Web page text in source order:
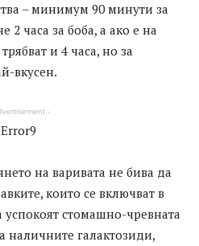
– минимум 90 минути за
2 часа за боба, а ако е на
и 4 часа, но за
вкусен.
-
Error9
на варивата не бива да
които се включват в
успокоят стомашно-чревната
наличните галактозиди,